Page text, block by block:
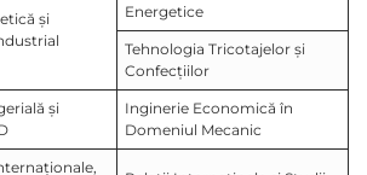
și
Energetice
Tehnologia Tricotajelor și
Confecțiilor
și
Inginerie Economică în
Domeniul Mecanic